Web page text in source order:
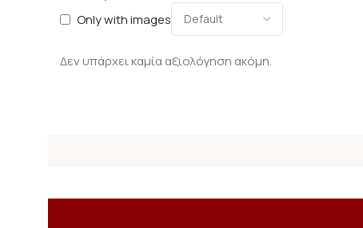
Only with images
Δεν υπάρχει καμία αξιολόγηση ακόμη.